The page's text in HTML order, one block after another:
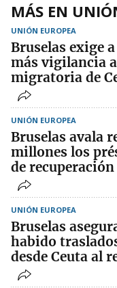
MÁS EN
UNIÓN EUROPEA
Bruselas exige
más vigilancia
migratoria de
UNIÓN EUROPEA
Bruselas avala
millones los
de
UNIÓN EUROPEA
Bruselas
habido
desde Ceuta al